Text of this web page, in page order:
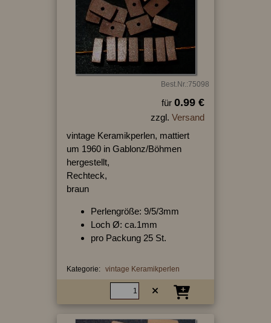
Best.Nr.:75098
für 0.99 €
zzgl. Versand
vintage Keramikperlen, mattiert
um 1960 in Gablonz/Böhmen
hergestellt,
Rechteck,
braun
Perlengröße: 9/5/3mm
Loch Ø: ca.1mm
pro Packung 25 St.
Kategorie: vintage Keramikperlen